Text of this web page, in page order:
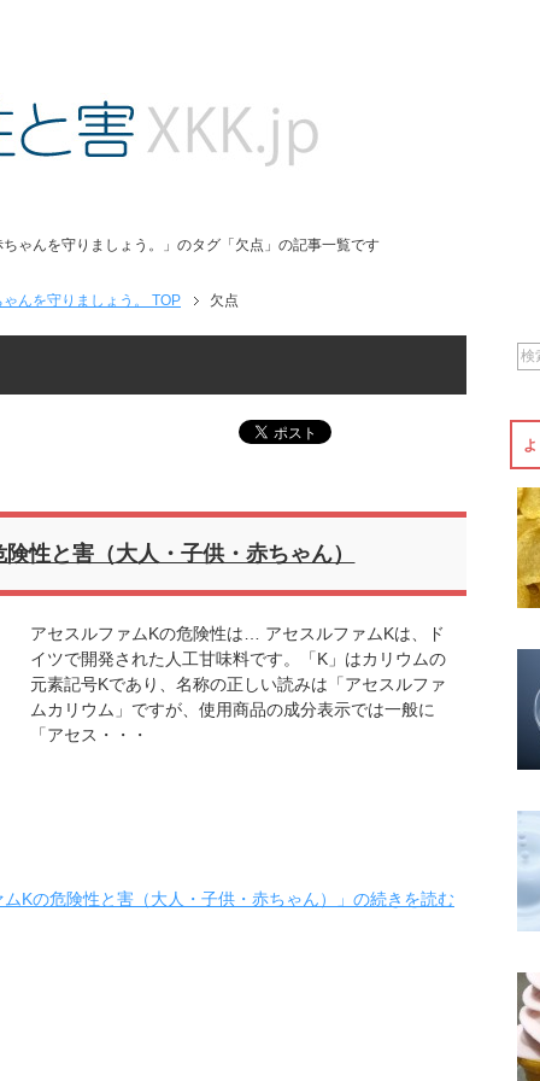
ゃんを守りましょう。」のタグ「欠点」の記事一覧です
んを守りましょう。 TOP 欠点
性と害（大人・子供・赤ちゃん）
アセスルファムKの危険性は… アセスルファムKは、ド
イツで開発された人工甘味料です。「K」はカリウムの
元素記号Kであり、名称の正しい読みは「アセスルファ
ムカリウム」ですが、使用商品の成分表示では一般に
「アセス・・・
Kの危険性と害（大人・子供・赤ちゃん）」の続きを読む